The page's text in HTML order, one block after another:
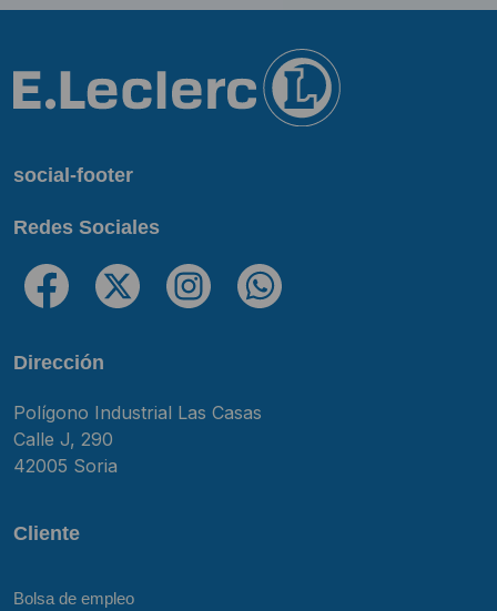
social-footer
Redes Sociales
Dirección
Polígono Industrial Las Casas
Calle J, 290
42005 Soria
Cliente
Bolsa de empleo